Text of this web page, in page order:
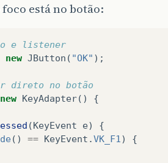
está no botão:
e listener
new JButton ( "OK" );
direto no botão
new KeyAdapter()
{
(KeyEvent e)
{
() == KeyEvent .VK_F1 )
{